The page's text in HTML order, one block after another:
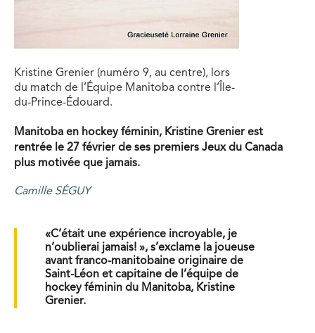
Kristine Grenier (numéro 9, au centre), lors
du match de l’Équipe Manitoba contre l’Île-
du-Prince-Édouard.
Manitoba en hockey féminin, Kristine Grenier est
rentrée le 27 février de ses premiers Jeux du Canada
plus motivée que jamais.
Camille SÉGUY
«C’était une expérience incroyable, je
n’oublie­rai jamais! », s’exclame la joueuse
avant franco-manitobaine originaire de
Saint-Léon et capitaine de l’équipe de
hockey féminin du Manitoba, Kristine
Grenier.